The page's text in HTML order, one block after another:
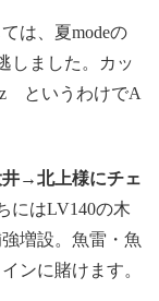
は、夏modeの
しました。カッ
というわけでA
井→北上様にチェ
にはLV140の木
増設。魚雷・魚
ンに賭けます。